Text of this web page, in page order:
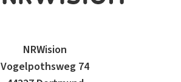
NRWision
Vogelpothsweg 74